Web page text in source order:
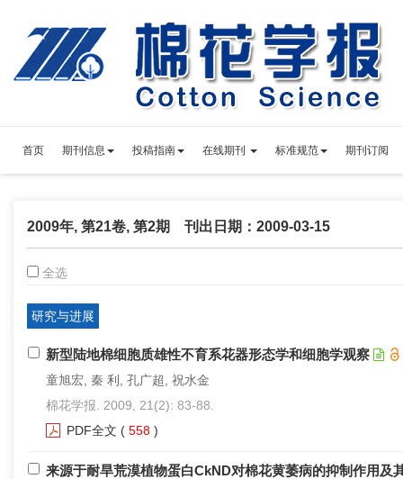
首页 期刊信息 投稿指南 在线期刊 标准规范 期刊订阅
2009年, 第21卷, 第2期 刊出日期：2009-03-15
全选
研究与进展
新型陆地棉细胞质雄性不育系花器形态学和细胞学观察
童旭宏, 秦 利, 孔广超, 祝水金
棉花学报. 2009, 21(2): 83-88.
PDF全文 ( 558 )
来源于耐旱荒漠植物蛋白CkND对棉花黄萎病的抑制作用及